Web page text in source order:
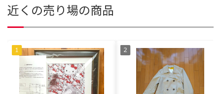
近くの売り場の商品